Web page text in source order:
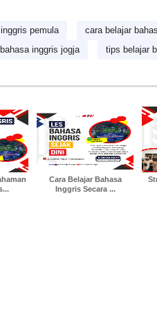
pemula cara belajar
inggris jogja
tips belajar
Cara Belajar Bahasa
Inggris Secara ...